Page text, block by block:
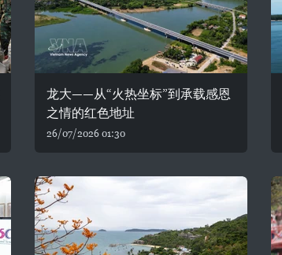
龙大——从“火热坐标”到承载感恩
之情的红色地址
26/07/2026 01:30